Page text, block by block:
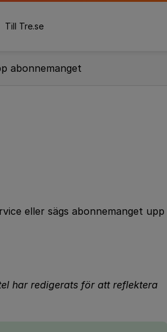
Till Tre.se
abonnemanget
eller sägs abonnemanget upp
har redigerats för att reflektera